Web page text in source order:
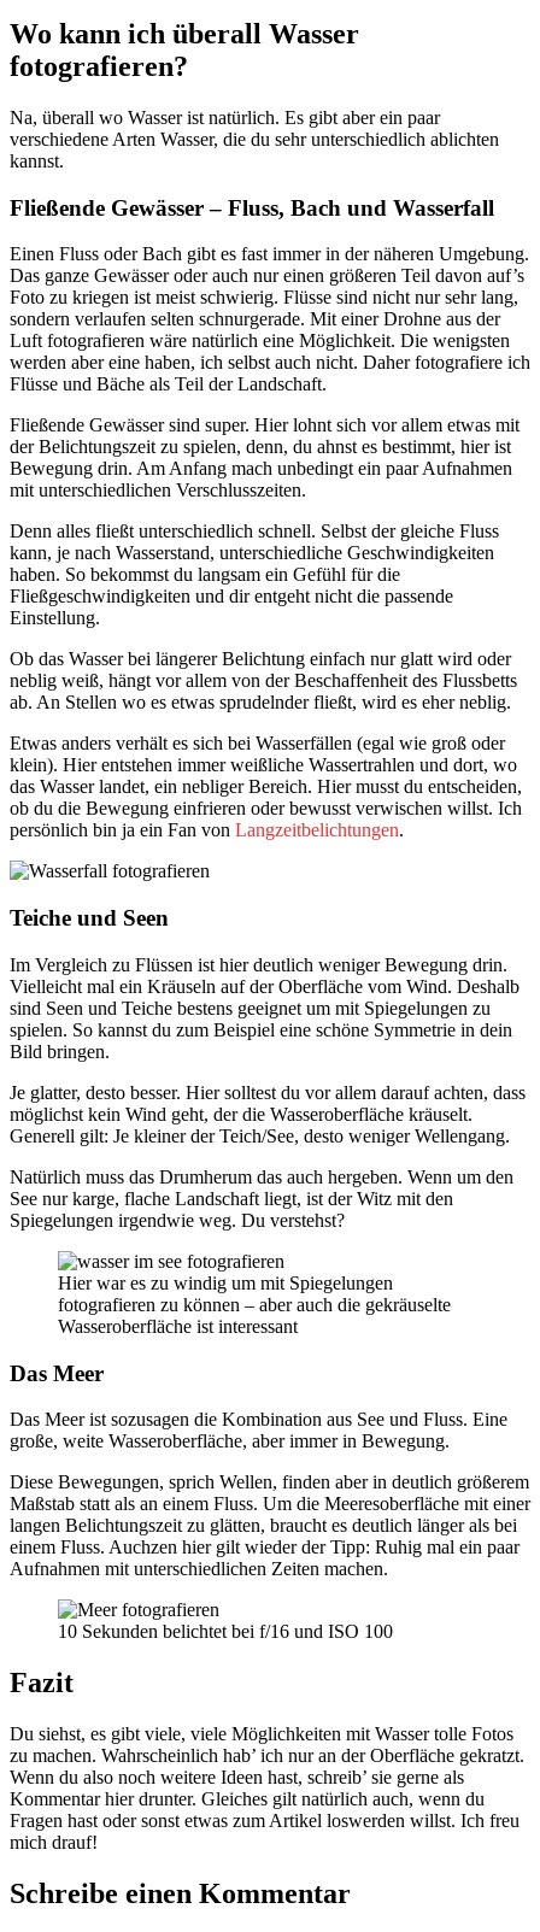
Wo kann ich überall Wasser
fotografieren?
Na, überall wo Wasser ist natürlich. Es gibt aber ein paar
verschiedene Arten Wasser, die du sehr unterschiedlich ablichten
kannst.
Fließende Gewässer – Fluss, Bach und Wasserfall
Einen Fluss oder Bach gibt es fast immer in der näheren Umgebung.
Das ganze Gewässer oder auch nur einen größeren Teil davon auf’s
Foto zu kriegen ist meist schwierig. Flüsse sind nicht nur sehr lang,
sondern verlaufen selten schnurgerade. Mit einer Drohne aus der
Luft fotografieren wäre natürlich eine Möglichkeit. Die wenigsten
werden aber eine haben, ich selbst auch nicht. Daher fotografiere ich
Flüsse und Bäche als Teil der Landschaft.
Fließende Gewässer sind super. Hier lohnt sich vor allem etwas mit
der Belichtungszeit zu spielen, denn, du ahnst es bestimmt, hier ist
Bewegung drin. Am Anfang mach unbedingt ein paar Aufnahmen
mit unterschiedlichen Verschlusszeiten.
Denn alles fließt unterschiedlich schnell. Selbst der gleiche Fluss
kann, je nach Wasserstand, unterschiedliche Geschwindigkeiten
haben. So bekommst du langsam ein Gefühl für die
Fließgeschwindigkeiten und dir entgeht nicht die passende
Einstellung.
Ob das Wasser bei längerer Belichtung einfach nur glatt wird oder
neblig weiß, hängt vor allem von der Beschaffenheit des Flussbetts
ab. An Stellen wo es etwas sprudelnder fließt, wird es eher neblig.
Etwas anders verhält es sich bei Wasserfällen (egal wie groß oder
klein). Hier entstehen immer weißliche Wassertrahlen und dort, wo
das Wasser landet, ein nebliger Bereich. Hier musst du entscheiden,
ob du die Bewegung einfrieren oder bewusst verwischen willst. Ich
persönlich bin ja ein Fan von Langzeitbelichtungen.
Teiche und Seen
Im Vergleich zu Flüssen ist hier deutlich weniger Bewegung drin.
Vielleicht mal ein Kräuseln auf der Oberfläche vom Wind. Deshalb
sind Seen und Teiche bestens geeignet um mit Spiegelungen zu
spielen. So kannst du zum Beispiel eine schöne Symmetrie in dein
Bild bringen.
Je glatter, desto besser. Hier solltest du vor allem darauf achten, dass
möglichst kein Wind geht, der die Wasseroberfläche kräuselt.
Generell gilt: Je kleiner der Teich/See, desto weniger Wellengang.
Natürlich muss das Drumherum das auch hergeben. Wenn um den
See nur karge, flache Landschaft liegt, ist der Witz mit den
Spiegelungen irgendwie weg. Du verstehst?
Hier war es zu windig um mit Spiegelungen
fotografieren zu können – aber auch die gekräuselte
Wasseroberfläche ist interessant
Das Meer
Das Meer ist sozusagen die Kombination aus See und Fluss. Eine
große, weite Wasseroberfläche, aber immer in Bewegung.
Diese Bewegungen, sprich Wellen, finden aber in deutlich größerem
Maßstab statt als an einem Fluss. Um die Meeresoberfläche mit einer
langen Belichtungszeit zu glätten, braucht es deutlich länger als bei
einem Fluss. Auchzen hier gilt wieder der Tipp: Ruhig mal ein paar
Aufnahmen mit unterschiedlichen Zeiten machen.
10 Sekunden belichtet bei f/16 und ISO 100
Fazit
Du siehst, es gibt viele, viele Möglichkeiten mit Wasser tolle Fotos
zu machen. Wahrscheinlich hab’ ich nur an der Oberfläche gekratzt.
Wenn du also noch weitere Ideen hast, schreib’ sie gerne als
Kommentar hier drunter. Gleiches gilt natürlich auch, wenn du
Fragen hast oder sonst etwas zum Artikel loswerden willst. Ich freu
mich drauf!
Schreibe einen Kommentar